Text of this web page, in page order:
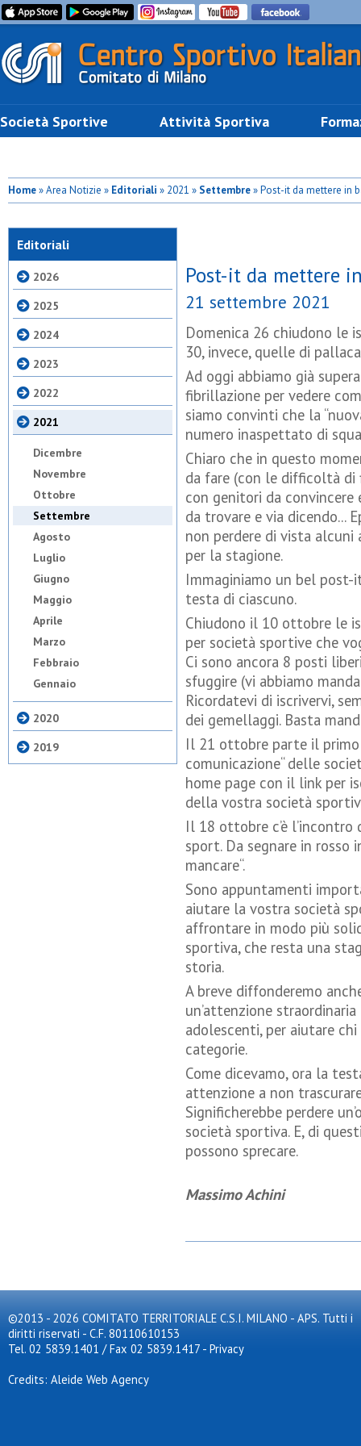
Società Sportive Attività Sportiva
Home» Area Notizie » Editoriali » 2021 » Settembre» Post-it da mettere in
Editoriali
2026
2025
2024
2023
2022
2021
Dicembre
Novembre
Ottobre
Settembre
Agosto
Luglio
Giugno
Maggio
Aprile
Marzo
Febbraio
Gennaio
2020
2019
Post-it da mettere
21 settembre 2021
Domenica 26 chiudono le
30, invece, quelle di
Ad oggi abbiamo già
fibrillazione per vedere
siamo convinti che la
numero inaspettato di
Chiaro che in questo
da fare (con le difficoltà di
con genitori da convincere
da trovare e via dicendo...
non perdere di vista
per la stagione.
Immaginiamo un bel post-
testa di ciascuno.
Chiudono il 10 ottobre le
per società sportive che
Ci sono ancora 8 posti
sfuggire (vi abbiamo
Ricordatevi di iscrivervi,
dei gemellaggi. Basta
Il 21 ottobre parte il primo
comunicazione“ delle
home page con il link per
della vostra società
Il 18 ottobre c’è
sport. Da segnare in rosso
mancare“.
Sono appuntamenti
aiutare la vostra società
affrontare in modo più
sportiva, che resta una
storia.
A breve diffonderemo
un’attenzione
adolescenti, per aiutare
categorie.
Come dicevamo, ora la
attenzione a non
Significherebbe perdere
società sportiva. E, di
possono sprecare.
Massimo Achini
©2013 - 2026 COMITATO TERRITORIALE C.S.I. MILANO - APS. Tutti i
diritti riservati - C.F. 80110610153
Tel. 02 5839.1401 / Fax 02 5839.1417 - Privacy
Credits: Aleide Web Agency